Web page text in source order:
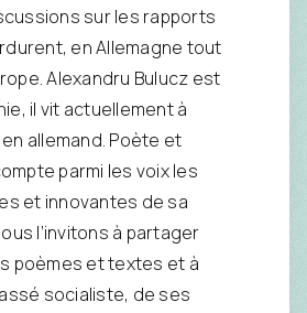
sur les rapports
en Allemagne tout
Alexandru Bulucz est
il vit actuellement à
allemand. Poète et
parmi les voix les
et innovantes de sa
l’invitons à partager
poèmes et textes et à
socialiste, de ses